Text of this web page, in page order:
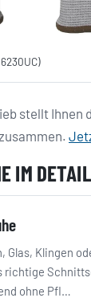
stellt Ihnen
IM DETAIL
Glas, Klingen
richtige
ohne Pfl…